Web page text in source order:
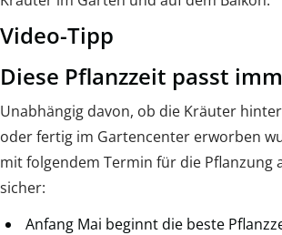
Video-Tipp
Diese Pflanzzeit passt
Unabhängig davon, ob die Kräuter
oder fertig im Gartencenter erworben
mit folgendem Termin für die Pflanzung
sicher:
Anfang Mai beginnt die beste